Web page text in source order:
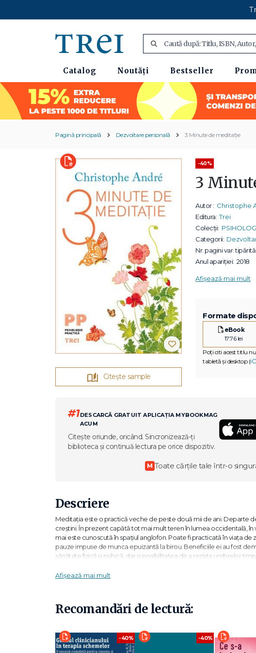
Catalog Noutăți Bestseller
Pagină principală Dezvoltare personală 3 Minute de meditație
Citește sample
-40%
3
Autor : Christophe
Editura: Trei
Colecții:
Categorii:
Nr. pagini var. tipărită:
Anul apariției: 2018
Afișează mai mult
Formate
eBook
17.76 lei
Poți citi acest titlu
tabletă și desktop (
#1DESCARCĂ GRATUIT APLICAȚIA MYBOOKMAG
ACUM
Citește oriunde, oricând. Sincronizează-ți
biblioteca și continuă lectura pe orice dispozitiv.
M Toate cărțile tale într-o
Descriere
Meditația este o practică veche de peste două mii de ani. Departe
creștini. În prezent capătă tot mai mult teren în lumea occidentală,
mai este cunoscută în spațiul anglofon. Poate fi practicată în viața
pauze impuse de munca epuizantă la birou. Beneficiile ei au fost
sănătate fizică și psihică, dar și posibilitatea de a rezista umbrelor
În cartea sa, Cristophe André ne propune 40 de exerciții accesibile,
Cuprins
INTRODUCERE: FIȚI PREZENȚI ÎN PROPRIA VIAȚĂ
INDICAȚII DE FOLOSIRE A LUCRĂRII DE FAȚĂ
Afișează mai mult
Recomandări de lectură:
-40% -40%